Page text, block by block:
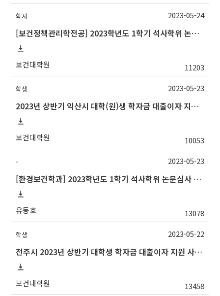
학사
[보건정책관리학전공] 2023학년도 1학기 석사학위 논문심사 일정
보건대학원 11203
2023-05-24
학생
2023년 상반기 익산시 대학(원)생 학자금 대출이자 지원사업 안내
보건대학원 10053
2023-05-23
-
[환경보건학과] 2023학년도 1학기 석사학위 논문심사 일정
유동호 13078
2023-05-23
학생
전주시 2023년 상반기 대학생 학자금 대출이자 지원 사업 안내
보건대학원 13458
2023-05-22